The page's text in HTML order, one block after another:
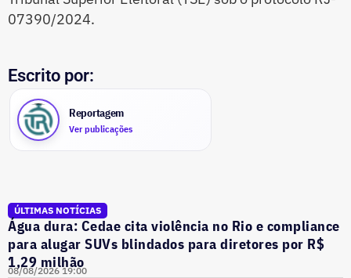
07390/2024.
Escrito por:
Reportagem
Ver publicações
ÚLTIMAS NOTÍCIAS
Água dura: Cedae cita violência no Rio e compliance
para alugar SUVs blindados para diretores por R$
1,29 milhão
08/08/2026 19:00